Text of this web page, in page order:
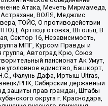
Атака, Мечеть Мирмамеда,
Астрахани, ВОЛЯ, Меджлис
ТОЙС, О противодействии
Артподготовка, Штольц, В
Сектор 16, Независимость,
МПГ, Курсом Правды и
группа, Автоград Крю, Союз
пансионат Ак Умут,
уголовное единство, Башкорт,
Фалунь Дафа, Иртыш Ultras,
РПК, Сибирский державный
защиты прав граждан, Штабы
округа г. Краснодара,